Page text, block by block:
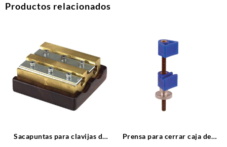
Productos relacionados
Sacapuntas para clavijas de
Prensa para cerrar caja de